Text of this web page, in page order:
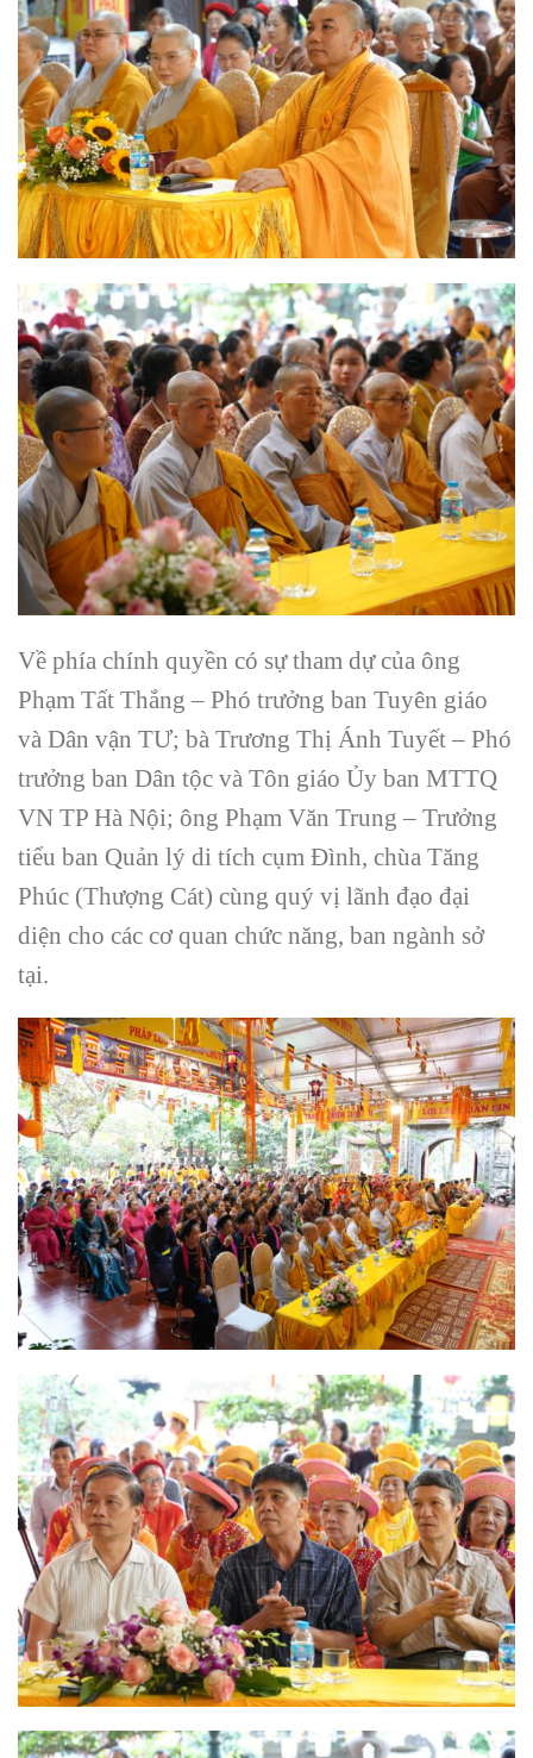
Về phía chính quyền có sự tham dự của ông
Phạm Tất Thắng – Phó trưởng ban Tuyên giáo
và Dân vận TƯ; bà Trương Thị Ánh Tuyết – Phó
trưởng ban Dân tộc và Tôn giáo Ủy ban MTTQ
VN TP Hà Nội; ông Phạm Văn Trung – Trưởng
tiểu ban Quản lý di tích cụm Đình, chùa Tăng
Phúc (Thượng Cát) cùng quý vị lãnh đạo đại
diện cho các cơ quan chức năng, ban ngành sở
tại.